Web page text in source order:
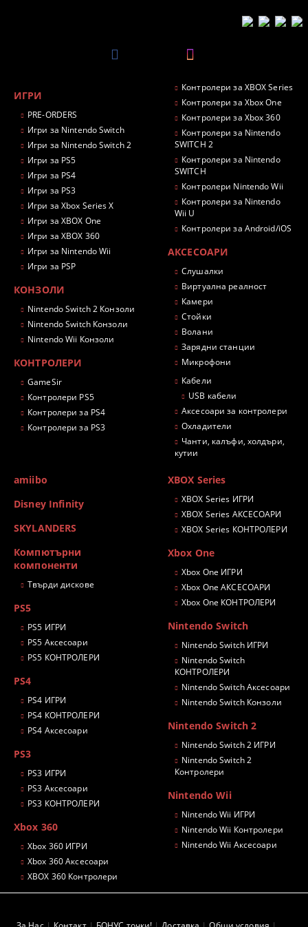
ИГРИ
PRE-ORDERS
Игри за Nintendo Switch
Игри за Nintendo Switch 2
Игри за PS5
Игри за PS4
Игри за PS3
Игри за Xbox Series X
Игри за XBOX One
Игри за XBOX 360
Игри за Nintendo Wii
Игри за PSP
КОНЗОЛИ
Nintendo Switch 2 Конзоли
Nintendo Switch Конзоли
Nintendo Wii Конзоли
КОНТРОЛЕРИ
GameSir
Контролери PS5
Контролери за PS4
Контролери за PS3
Контролери за XBOX Series
Контролери за Xbox One
Контролери за Xbox 360
Контролери за Nintendo
SWITCH 2
Контролери за Nintendo
SWITCH
Контролери Nintendo Wii
Контролери за Nintendo
Wii U
Контролери за Android/iOS
АКСЕСОАРИ
Слушалки
Виртуална реалност
Камери
Стойки
Волани
Зарядни станции
Микрофони
Кабели
USB кабели
Аксесоари за контролери
Охладители
Чанти, калъфи, холдъри,
кутии
amiibo
Disney Infinity
SKYLANDERS
Компютърни
компоненти
Твърди дискове
PS5
PS5 ИГРИ
PS5 Аксесоари
PS5 КОНТРОЛЕРИ
PS4
PS4 ИГРИ
PS4 КОНТРОЛЕРИ
PS4 Аксесоари
PS3
PS3 ИГРИ
PS3 Аксесоари
PS3 КОНТРОЛЕРИ
Xbox 360
Xbox 360 ИГРИ
Xbox 360 Аксесоари
XBOX 360 Контролери
XBOX Series
XBOX Series ИГРИ
XBOX Series АКСЕСОАРИ
XBOX Series КОНТРОЛЕРИ
Xbox One
Xbox One ИГРИ
Xbox One АКСЕСОАРИ
Xbox One КОНТРОЛЕРИ
Nintendo Switch
Nintendo Switch ИГРИ
Nintendo Switch
КОНТРОЛЕРИ
Nintendo Switch Аксесоари
Nintendo Switch Конзоли
Nintendo Switch 2
Nintendo Switch 2 ИГРИ
Nintendo Switch 2
Контролери
Nintendo Wii
Nintendo Wii ИГРИ
Nintendo Wii Контролери
Nintendo Wii Аксесоари